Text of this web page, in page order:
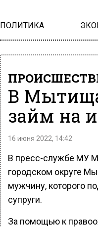
ПОЛИТИКА
В
займ на
16 июня 2022, 14:42
В пресс-службе МУ
городском округе
мужчину, которого
супруги.
За помощью к